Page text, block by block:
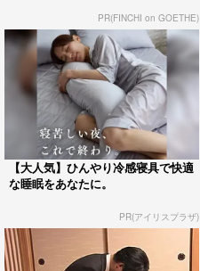
PR(FINCHI on GOETHE)
【大人気】ひんやり冷感寝具で快適
な睡眠をあなたに。
PR(アイリスプラザ)